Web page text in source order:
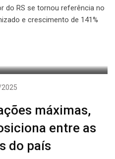
do RS se tornou referência no
e crescimento de 141%
máximas,
entre as
do país